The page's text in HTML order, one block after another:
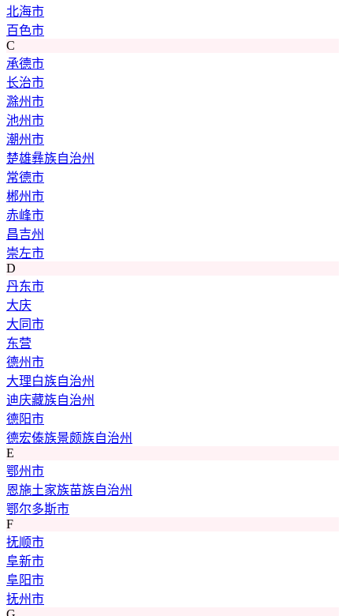
北海市
百色市
C
承德市
长治市
滁州市
池州市
潮州市
楚雄彝族自治州
常德市
郴州市
赤峰市
昌吉州
崇左市
D
丹东市
大庆
大同市
东营
德州市
大理白族自治州
迪庆藏族自治州
德阳市
德宏傣族景颇族自治州
E
鄂州市
恩施土家族苗族自治州
鄂尔多斯市
F
抚顺市
阜新市
阜阳市
抚州市